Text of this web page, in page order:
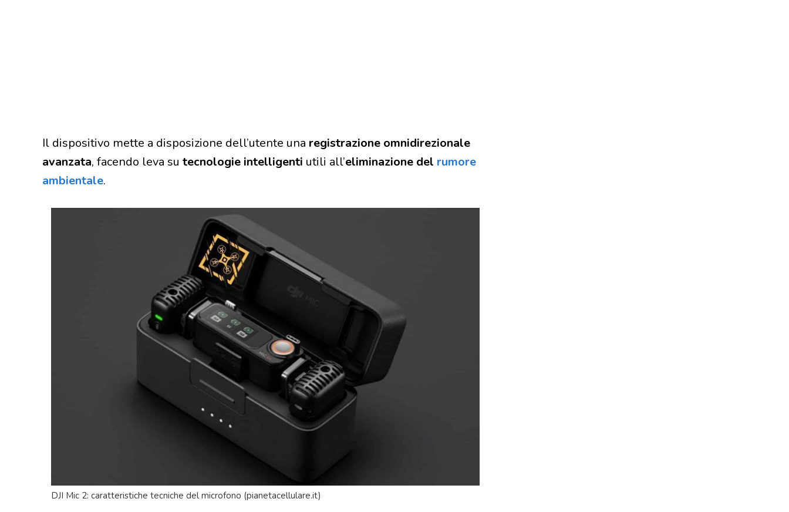
Il dispositivo mette a disposizione dell’utente una registrazione omnidirezionale
avanzata, facendo leva su tecnologie intelligenti utili all’eliminazione del rumore
ambientale.
DJI Mic 2: caratteristiche tecniche del microfono (pianetacellulare.it)